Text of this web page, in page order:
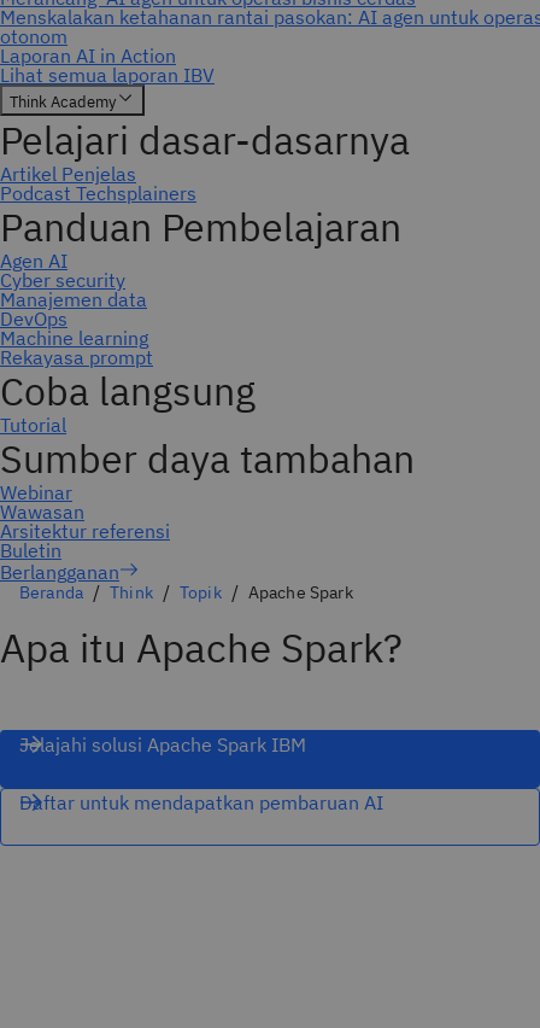
Berlangganan
Beranda Think Topik Apache Spark
Apa itu Apache Spark?
Jelajahi solusi Apache Spark IBM
Daftar untuk mendapatkan pembaruan AI